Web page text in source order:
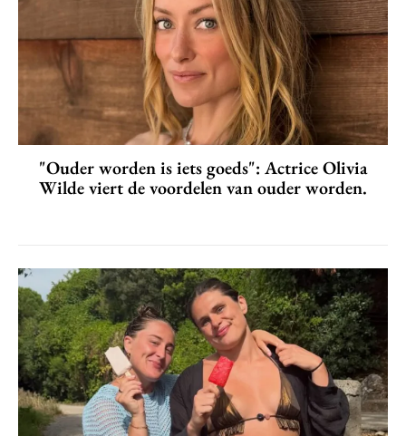
"Ouder worden is iets goeds": Actrice Olivia
Wilde viert de voordelen van ouder worden.